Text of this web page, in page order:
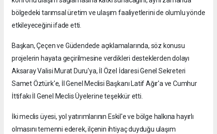
bölgedeki tarımsal üretim ve ulaşım faaliyetlerini de olumlu yönde
etkileyeceğini ifade etti.
Başkan, Çeçen ve Güdendede açıklamalarında, söz konusu
projelerin hayata geçirilmesine verdikleri desteklerden dolayı
Aksaray Valisi Murat Duru'ya, İl Özel İdaresi Genel Sekreteri
Samet Öztürk'e, İl Genel Meclisi Başkanı Latif Ağır'a ve Cumhur
İttifakı İl Genel Meclis Üyelerine teşekkür etti.
İki meclis üyesi, yol yatırımlarının Eskil'e ve bölge halkına hayırlı
olmasını temenni ederek, ilçenin ihtiyaç duyduğu ulaşım